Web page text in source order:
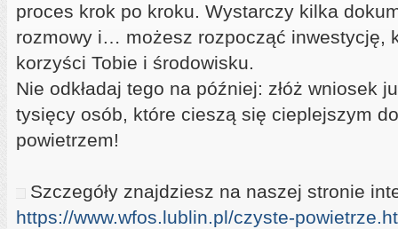
proces krok po kroku. Wystarczy kilka
rozmowy i… możesz rozpocząć inwestycję,
korzyści Tobie i środowisku.
Nie odkładaj tego na później: złóż wniosek
tysięcy osób, które cieszą się cieplejszym
powietrzem!
Szczegóły znajdziesz na naszej stronie
https://www.wfos.lublin.pl/czyste-